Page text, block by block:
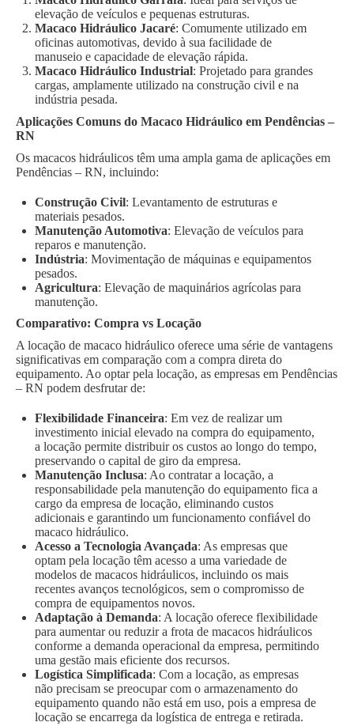
elevação de veículos e pequenas estruturas.
Macaco Hidráulico Jacaré: Comumente utilizado em
oficinas automotivas, devido à sua facilidade de
manuseio e capacidade de elevação rápida.
Macaco Hidráulico Industrial: Projetado para grandes
cargas, amplamente utilizado na construção civil e na
indústria pesada.
Aplicações Comuns do Macaco Hidráulico em Pendências –
RN
Os macacos hidráulicos têm uma ampla gama de aplicações em
Pendências – RN, incluindo:
Construção Civil: Levantamento de estruturas e
materiais pesados.
Manutenção Automotiva: Elevação de veículos para
reparos e manutenção.
Indústria: Movimentação de máquinas e equipamentos
pesados.
Agricultura: Elevação de maquinários agrícolas para
manutenção.
Comparativo: Compra vs Locação
A locação de macaco hidráulico oferece uma série de vantagens
significativas em comparação com a compra direta do
equipamento. Ao optar pela locação, as empresas em Pendências
– RN podem desfrutar de:
Flexibilidade Financeira: Em vez de realizar um
investimento inicial elevado na compra do equipamento,
a locação permite distribuir os custos ao longo do tempo,
preservando o capital de giro da empresa.
Manutenção Inclusa: Ao contratar a locação, a
responsabilidade pela manutenção do equipamento fica a
cargo da empresa de locação, eliminando custos
adicionais e garantindo um funcionamento confiável do
macaco hidráulico.
Acesso a Tecnologia Avançada: As empresas que
optam pela locação têm acesso a uma variedade de
modelos de macacos hidráulicos, incluindo os mais
recentes avanços tecnológicos, sem o compromisso de
compra de equipamentos novos.
Adaptação à Demanda: A locação oferece flexibilidade
para aumentar ou reduzir a frota de macacos hidráulicos
conforme a demanda operacional da empresa, permitindo
uma gestão mais eficiente dos recursos.
Logística Simplificada: Com a locação, as empresas
não precisam se preocupar com o armazenamento do
equipamento quando não está em uso, pois a empresa de
locação se encarrega da logística de entrega e retirada.